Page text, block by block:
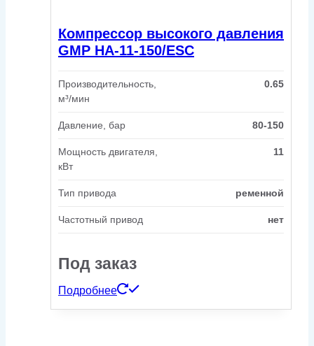
Компрессор высокого давления
GMP HA-11-150/ESC
Производительность,
м³/мин
0.65
Давление, бар 80-150
Мощность двигателя,
кВт
11
Тип привода ременной
Частотный привод нет
Под заказ
Подробнее